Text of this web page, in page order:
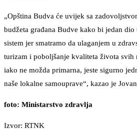
„Opština Budva će uvijek sa
budžeta građana Budve kako bi jedan
sistem jer smatramo da ulaganjem u
turizam i poboljšanje kvaliteta života svih
iako ne možda primarna, jeste sigurno
naše lokalne samouprave“, kazao je
foto: Ministarstvo zdravlja
Izvor: RTNK